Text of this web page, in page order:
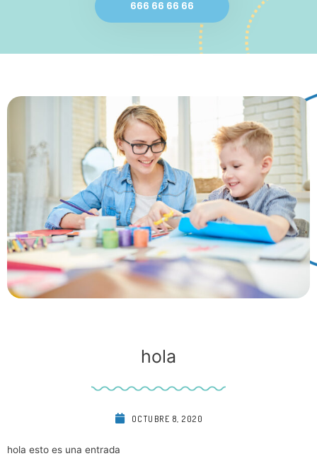
666 66 66 66
hola
OCTUBRE 8, 2020
hola esto es una entrada